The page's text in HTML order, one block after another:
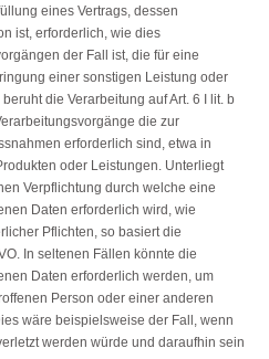
eines Vertrags, dessen
ist, erforderlich, wie dies
der Fall ist, die für eine
einer sonstigen Leistung oder
die Verarbeitung auf Art. 6 I lit. b
die zur
erforderlich sind, etwa in
oder Leistungen. Unterliegt
Verpflichtung durch welche eine
Daten erforderlich wird, wie
Pflichten, so basiert die
In seltenen Fällen könnte die
Daten erforderlich werden, um
Person oder einer anderen
wäre beispielsweise der Fall, wenn
werden würde und daraufhin sein